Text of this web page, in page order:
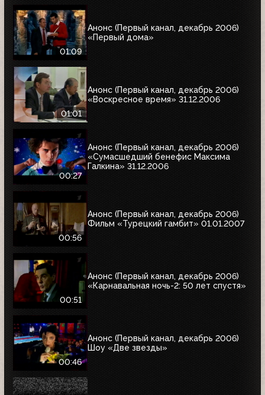
01:09
Анонс (Первый канал, декабрь 2006)
«Первый дома»
01:01
Анонс (Первый канал, декабрь 2006)
«Воскресное время» 31.12.2006
00:27
Анонс (Первый канал, декабрь 2006)
«Сумасшедший бенефис Максима
Галкина» 31.12.2006
00:56
Анонс (Первый канал, декабрь 2006)
Фильм «Турецкий гамбит» 01.01.2007
00:51
Анонс (Первый канал, декабрь 2006)
«Карнавальная ночь-2: 50 лет спустя»
00:46
Анонс (Первый канал, декабрь 2006)
Шоу «Две звезды»